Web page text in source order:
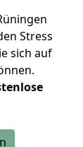
Stress
sich auf